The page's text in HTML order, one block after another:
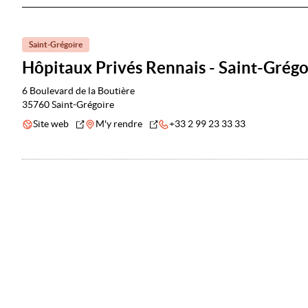
Saint-Grégoire
Hôpitaux Privés Rennais - Saint-
6 Boulevard de la Boutière
35760 Saint-Grégoire
Site web
M'y rendre +33 2 99 23 33 33